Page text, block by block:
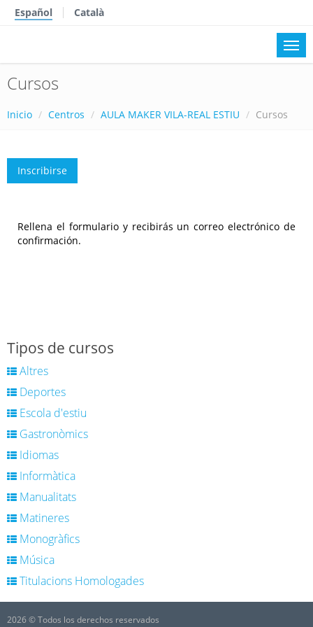
Español Català
Cursos
Inicio Centros AULA MAKER VILA-REAL ESTIU Cursos
Inscribirse
Rellena el formulario y recibirás un correo electrónico de
confirmación.
Tipos de cursos
Altres
Deportes
Escola d'estiu
Gastronòmics
Idiomas
Informàtica
Manualitats
Matineres
Monogràfics
Música
Titulacions Homologades
2026 © Todos los derechos reservados